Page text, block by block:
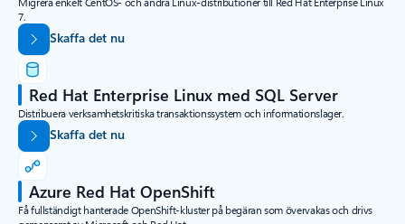
7.
Skaffa det nu
Red Hat Enterprise Linux med SQL Server
Distribuera verksamhetskritiska transaktionssystem och informationslager.
Skaffa det nu
Azure Red Hat OpenShift
Få fullständigt hanterade OpenShift-kluster på begäran som övervakas och drivs